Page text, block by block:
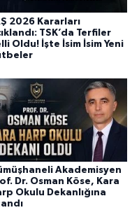
2026 Kararları
TSK’da Terfiler
Oldu! İşte İsim İsim Yeni
Akademisyen
Dr. Osman Köse, Kara
Okulu Dekanlığına